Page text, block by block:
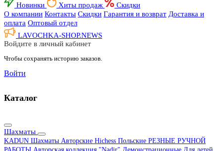
Новинки Хиты продаж
Скидки
О компании Контакты Скидки Гарантия и возврат Доставка и
оплата Оптовый отдел
LAVOCHKA-SHOP.NEWS
Войдите в личный кабинет
Чтобы сохранять историю заказов.
Войти
Каталог
Шахматы
KADUN Шахматы Авторские Hichess Польские РЕЗНЫЕ РУЧНОЙ